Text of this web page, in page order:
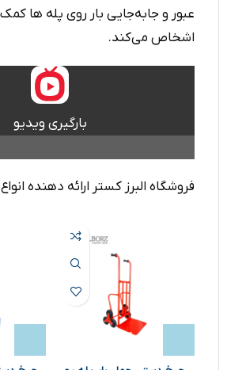
عبور و جابه‌جایی بار روی پله ها
اشخاص می‌کند.
بارگیری ویدیو
فروشگاه البرز کستر ارائه دهنده